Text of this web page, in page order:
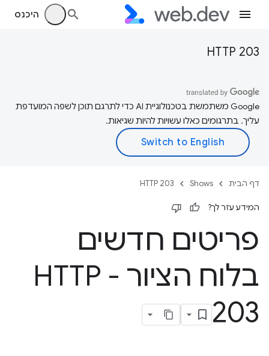
היכנס
HTTP 203
‫Google משתמשת בטכנולוגיית AI כדי לתרגם תוכן לשפה המועדפת
עליך. בתרגומים כאלו עשויות להיות שגיאות.
דף הבית Shows
HTTP 203
המידע עזר לך?
פריטים חדשים
בלוח הציור - HTTP
203